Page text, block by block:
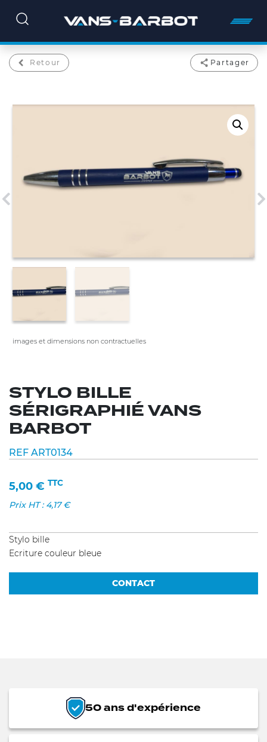
images et dimensions non contractuelles
STYLO BILLE
SÉRIGRAPHIÉ VANS
BARBOT
REF ART0134
5,00 € TTC
Prix HT :4,17€
Stylo bille
Ecriture couleur bleue
CONTACT
Retour Partager
50 ans d'expérience